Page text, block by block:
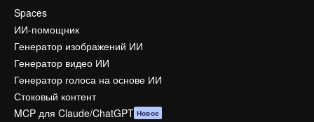
Spaces
ИИ-помощник
Генератор изображений ИИ
Генератор видео ИИ
Генератор голоса на основе ИИ
Стоковый контент
MCP для Claude/ChatGPT Новое